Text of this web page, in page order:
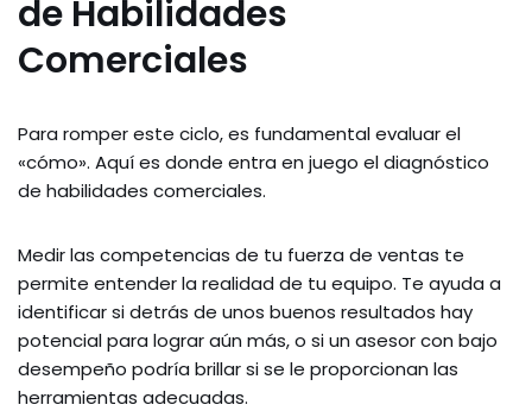
de Habilidades
Comerciales
Para romper este ciclo, es fundamental evaluar el
«cómo». Aquí es donde entra en juego el diagnóstico
de habilidades comerciales.
Medir las competencias de tu fuerza de ventas te
permite entender la realidad de tu equipo. Te ayuda a
identificar si detrás de unos buenos resultados hay
potencial para lograr aún más, o si un asesor con bajo
desempeño podría brillar si se le proporcionan las
herramientas adecuadas.